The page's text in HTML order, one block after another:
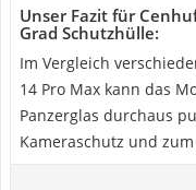
Unser Fazit für
Grad Schutzhülle:
Im Vergleich
14 Pro Max kann das
Panzerglas durchaus
Kameraschutz und